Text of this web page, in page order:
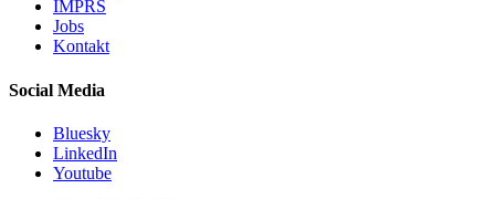
IMPRS
Jobs
Kontakt
Social Media
Bluesky
LinkedIn
Youtube